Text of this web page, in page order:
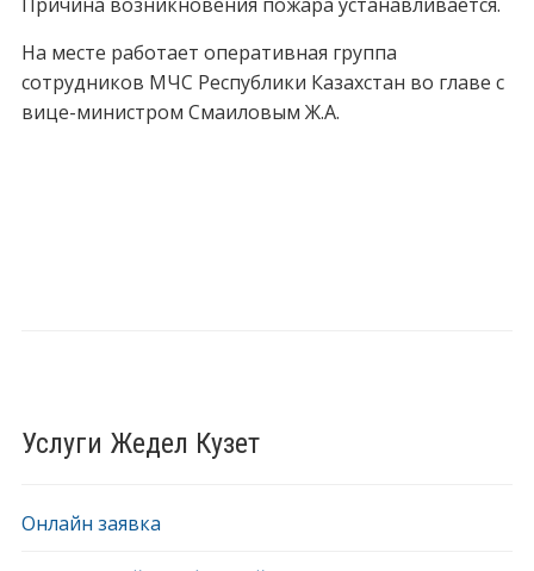
Услуги Жедел Кузет
Онлайн заявка
На месте работает оперативная группа
сотрудников МЧС Республики Казахстан во главе с
вице-министром Смаиловым Ж.А.